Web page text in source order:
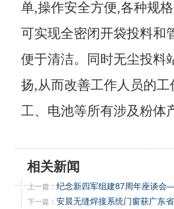
单,操作安全方便,各种规
可实现全密闭开袋投料和
便于清洁。同时无尘投料
扬,从而改善工作人员的
工、电池等所有涉及粉体
相关新闻
上一篇：纪念新四军组建87周年座谈
下一篇： 安晨无缝焊接系统门窗获广东